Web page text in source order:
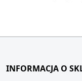
INFORMACJA O